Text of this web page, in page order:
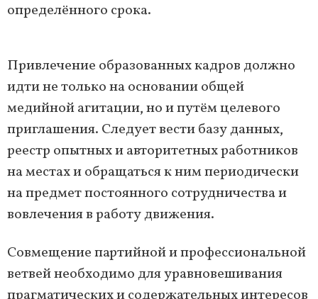
определённого срока.
Привлечение образованных кадров должно
идти не только на основании общей
медийной агитации, но и путём целевого
приглашения. Следует вести базу данных,
реестр опытных и авторитетных работников
на местах и обращаться к ним периодически
на предмет постоянного сотрудничества и
вовлечения в работу движения.
Совмещение партийной и профессиональной
ветвей необходимо для уравновешивания